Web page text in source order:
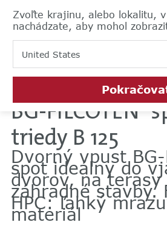
Zvoľte krajinu, alebo lokalitu,
nachádzate, aby mohol
United States
BG-FILCOTEN®
triedy B 125
Dvorný vpust BG-
spot ideálny do
dvorov, na terasy
záhradné stavby.
HPC: ľahký
materiál